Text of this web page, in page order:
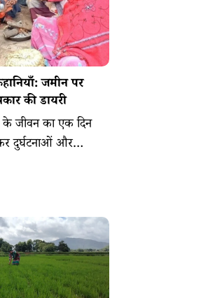
जमीन पर
की डायरी
के जीवन का एक दिन
दुर्घटनाओं और
न्यूज पर भी